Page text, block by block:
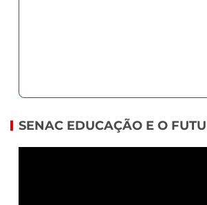
SENAC EDUCAÇÃO E O